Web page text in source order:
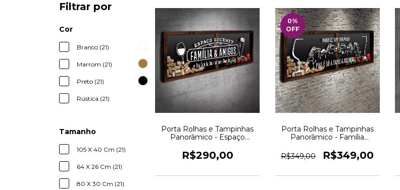
Filtrar por
Cor
Branco (21)
Marrom (21)
Preto (21)
Rústica (21)
Tamanho
105 X 40 Cm (21)
64 X 26 Cm (21)
80 X 30 Cm (21)
Porta Rolhas e Tampinhas
Panorâmico - Espaço
R$290,00
0%
OFF
Porta Rolhas e Tampinhas
Panorâmico - Família
Novo
R$349,00 R$349,00